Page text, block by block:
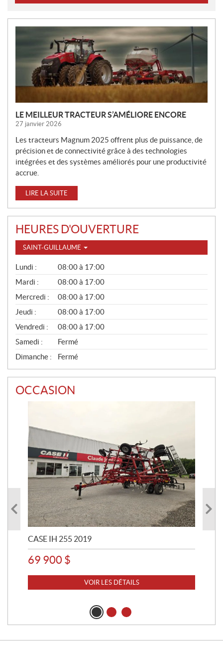
N
O
V
L
L
E
S
LE MEILLEUR TRACTEUR S’AMÉLIORE ENCORE
27 janvier 2026
Les tracteurs Magnum 2025 offrent plus de puissance, de
précision et de connectivité grâce à des technologies
intégrées et des systèmes améliorés pour une productivité
accrue.
LIRE LA SUITE
HEURES D'OUVERTURE
SAINT-GUILLAUME
G
É
N
É
R
A
L
Lundi :
08:00 à 17:00
Mardi :
08:00 à 17:00
Mercredi :
08:00 à 17:00
Jeudi :
08:00 à 17:00
Vendredi :
08:00 à 17:00
Samedi :
Fermé
Dimanche :
Fermé
OCCASION
CASE IH 255 2019
69 900 $
VOIR LES DÉTAILS